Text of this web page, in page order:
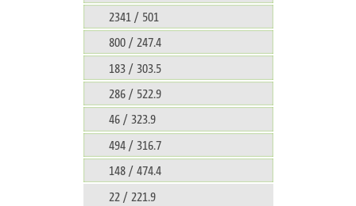
2341 / 501
800 / 247.4
183 / 303.5
286 / 522.9
46 / 323.9
494 / 316.7
148 / 474.4
22 / 221.9